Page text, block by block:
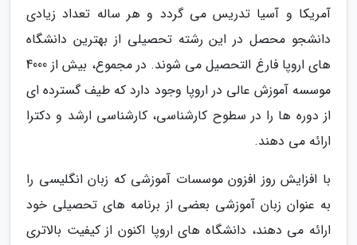
آمریکا و آسیا تدریس می گردد و هر ساله تعداد زیادی
دانشجو محصل در این رشته تحصیلی از بهترین دانشگاه
های اروپا فارغ التحصیل می شوند. در مجموع، بیش از 4000
موسسه آموزش عالی در اروپا وجود دارد که طیف گسترده ای
از دوره ها را در سطوح کارشناسی، کارشناسی ارشد و دکترا
ارائه می دهند.
با افزایش روز افزون موسسات آموزشی که زبان انگلیسی را
به عنوان زبان آموزشی بعضی از برنامه های تحصیلی خود
ارائه می دهند، دانشگاه های اروپا اکنون از کیفیت بالاتری